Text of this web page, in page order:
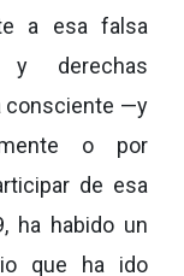
a esa falsa
y derechas
consciente —y
o por
de esa
ha habido un
que ha ido